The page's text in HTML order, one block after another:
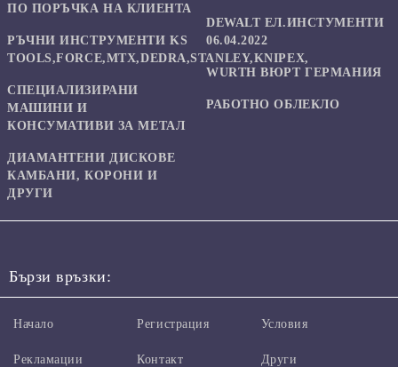
ПО ПОРЪЧКА НА КЛИЕНТА
РЪЧНИ ИНСТРУМЕНТИ KS
TOOLS,FORCE,MTX,DEDRA,STANLEY,KNIPEX,
СПЕЦИАЛИЗИРАНИ
МАШИНИ И
КОНСУМАТИВИ ЗА МЕТАЛ
ДИАМАНТЕНИ ДИСКОВЕ
КАМБАНИ, КОРОНИ И
ДРУГИ
DEWALT ЕЛ.ИНСТУМЕНТИ
06.04.2022
WURTH ВЮРТ ГЕРМАНИЯ
РАБОТНО ОБЛЕКЛО
Бързи връзки:
Начало
Рекламации
Регистрация
Контакт
Условия
Други